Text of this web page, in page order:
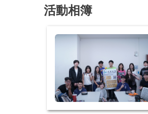
活動相簿